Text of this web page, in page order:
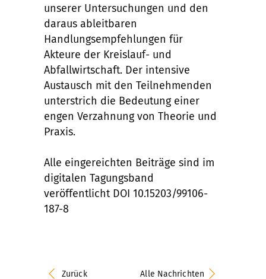
unserer Untersuchungen und den
daraus ableitbaren
Handlungsempfehlungen für
Akteure der Kreislauf- und
Abfallwirtschaft. Der intensive
Austausch mit den Teilnehmenden
unterstrich die Bedeutung einer
engen Verzahnung von Theorie und
Praxis.
Alle eingereichten Beiträge sind im
digitalen Tagungsband
veröffentlicht DOI 10.15203/99106-
187-8
Zurück Alle Nachrichten